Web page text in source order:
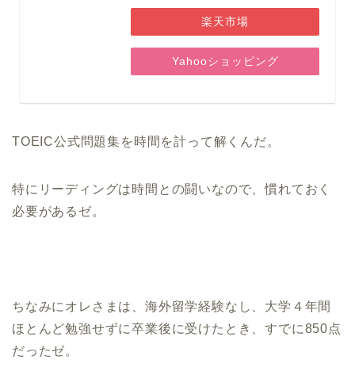
楽天市場
Yahooショッピング
TOEIC公式問題集を時間を計って解くんだ。
特にリーディングは時間との闘いなので、慣れておく
必要があるゼ。
ちなみにオレさまは、海外留学経験なし、大学４年間
ほとんど勉強せずに卒業後に受けたとき、すでに850点
だったゼ。